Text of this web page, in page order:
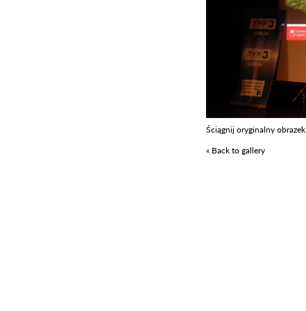
Ściągnij oryginalny obrazek
« Back to gallery